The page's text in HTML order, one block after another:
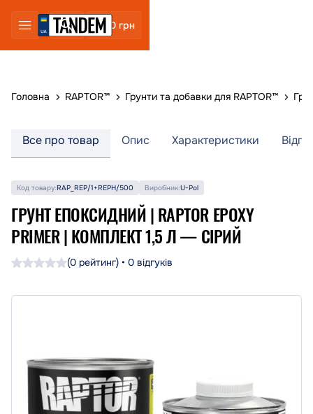
0 грн
Головна RAPTOR™ Грунти та добавки для RAPTOR™
Все про товар Опис Характеристики
Код товару:RAP_REP/1+REPH/500 Виробник:U-Pol
ГРУНТ ЕПОКСИДНИЙ | RAPTOR EPOXY
PRIMER | КОМПЛЕКТ 1,5 Л — СІРИЙ
(0 рейтинг) • 0 відгуків